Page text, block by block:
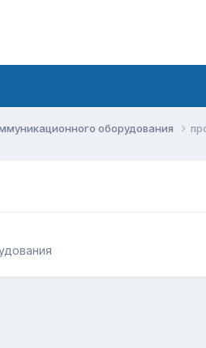
оборудования